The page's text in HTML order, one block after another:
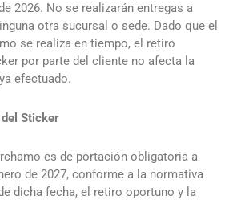
2026. No se realizarán entregas a
otra sucursal o sede. Dado que el
se realiza en tiempo, el retiro
por parte del cliente no afecta la
efectuado.
Sticker
es de portación obligatoria a
de 2027, conforme a la normativa
dicha fecha, el retiro oportuno y la